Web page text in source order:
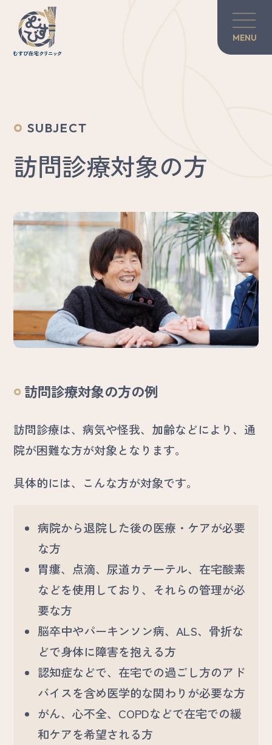
お問い合わせ
グリーフケア
医師×歯科医師の力
MENU
SUBJECT
訪問診療対象の方
訪問診療対象の方の例
訪問診療は、病気や怪我、加齢などにより、通
院が困難な方が対象となります。
具体的には、こんな方が対象です。
病院から退院した後の医療・ケアが必要
な方
胃瘻、点滴、尿道カテーテル、在宅酸素
などを使用しており、それらの管理が必
要な方
脳卒中やパーキンソン病、ALS、骨折な
どで身体に障害を抱える方
認知症などで、在宅での過ごし方のアド
バイスを含め医学的な関わりが必要な方
がん、心不全、COPDなどで在宅での緩
和ケアを希望される方